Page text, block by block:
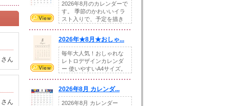
さん
さん
2026年8月のカレンダーで
す。 季節のかわいいイラ
スト入りで、予定を描き
2026年★8月★おしゃ...
毎年大人気！おしゃれな
レトロデザインカレンダ
ー 使いやすいA4サイズ。
2026年8月 カレンダ...
2026年8月 カレンダー